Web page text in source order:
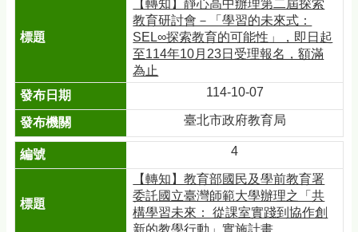
【轉知】靜心高中辦理第二屆探索
教育研討會－「學習的未來式：
SEL∞探索教育的可能性」，即日起
至114年10月23日受理報名，額滿
為止
114-10-07
臺北市政府教育局
4
【轉知】教育部國民及學前教育署
委託國立臺灣師範大學辦理之「共
構學習未來： 從課室實踐到協作創
新的教學行動」實施計畫